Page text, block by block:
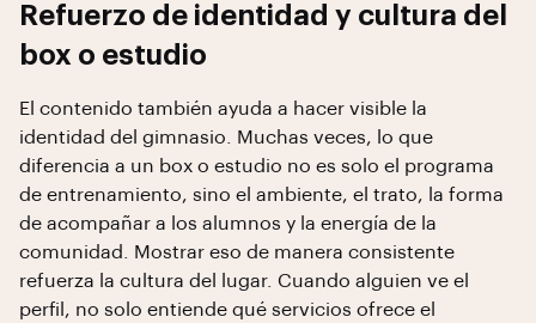
Refuerzo de identidad y cultura del
box o estudio
El contenido también ayuda a hacer visible la
identidad del gimnasio. Muchas veces, lo que
diferencia a un box o estudio no es solo el programa
de entrenamiento, sino el ambiente, el trato, la forma
de acompañar a los alumnos y la energía de la
comunidad. Mostrar eso de manera consistente
refuerza la cultura del lugar. Cuando alguien ve el
perfil, no solo entiende qué servicios ofrece el